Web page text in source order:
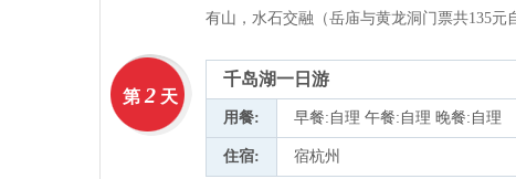
有山，水石交融（岳庙与黄龙洞门票共135元
第 2 天
千岛湖一日游
用餐: 早餐:自理 午餐:自理 晚餐:自理
住宿: 宿杭州